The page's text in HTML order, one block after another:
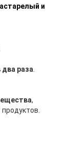
и
два раза
,